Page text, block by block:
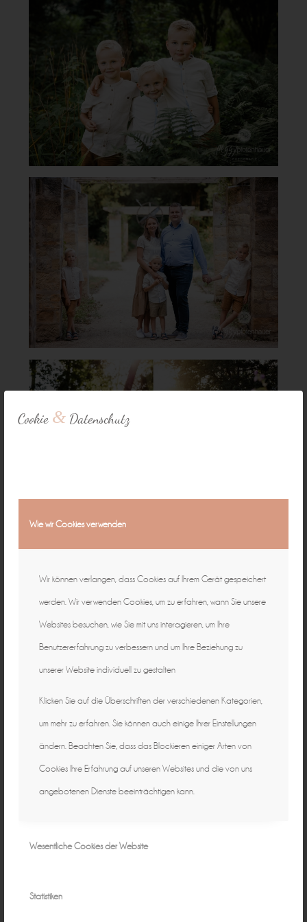
Cookie & Datenschutz
Wie wir Cookies verwenden
Wir können verlangen, dass Cookies auf Ihrem Gerät gespeichert
werden. Wir verwenden Cookies, um zu erfahren, wann Sie unsere
Websites besuchen, wie Sie mit uns interagieren, um Ihre
Benutzererfahrung zu verbessern und um Ihre Beziehung zu
unserer Website individuell zu gestalten
Klicken Sie auf die Überschriften der verschiedenen Kategorien,
um mehr zu erfahren. Sie können auch einige Ihrer Einstellungen
ändern. Beachten Sie, dass das Blockieren einiger Arten von
Cookies Ihre Erfahrung auf unseren Websites und die von uns
angebotenen Dienste beeinträchtigen kann.
Wesentliche Cookies der Website
Statistiken